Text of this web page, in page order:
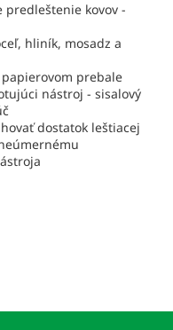
kovov -
hliník, mosadz a
prebale
nástroj - sisalový
dostatok leštiacej